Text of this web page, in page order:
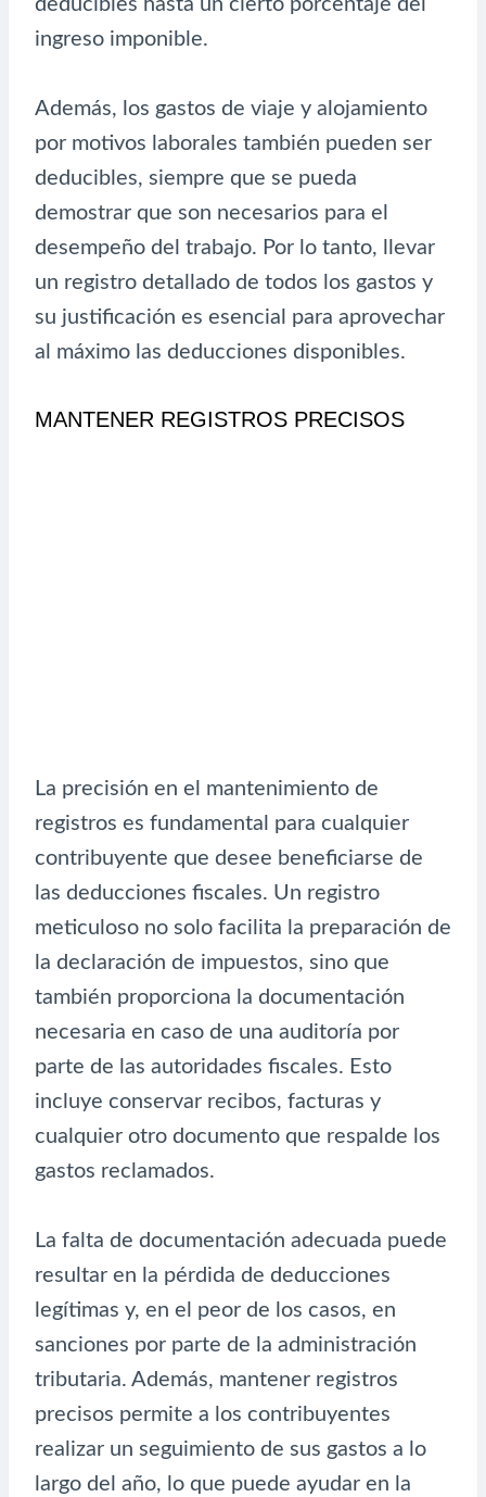
ingreso imponible.
Además, los gastos de viaje y alojamiento
por motivos laborales también pueden ser
deducibles, siempre que se pueda
demostrar que son necesarios para el
desempeño del trabajo. Por lo tanto, llevar
un registro detallado de todos los gastos y
su justificación es esencial para aprovechar
al máximo las deducciones disponibles.
MANTENER REGISTROS PRECISOS
La precisión en el mantenimiento de
registros es fundamental para cualquier
contribuyente que desee beneficiarse de
las deducciones fiscales. Un registro
meticuloso no solo facilita la preparación de
la declaración de impuestos, sino que
también proporciona la documentación
necesaria en caso de una auditoría por
parte de las autoridades fiscales. Esto
incluye conservar recibos, facturas y
cualquier otro documento que respalde los
gastos reclamados.
La falta de documentación adecuada puede
resultar en la pérdida de deducciones
legítimas y, en el peor de los casos, en
sanciones por parte de la administración
tributaria. Además, mantener registros
precisos permite a los contribuyentes
realizar un seguimiento de sus gastos a lo
largo del año, lo que puede ayudar en la